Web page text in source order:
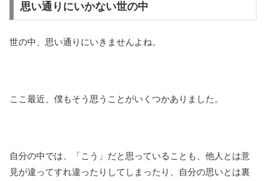
思い通りにいかない世の中
世の中、思い通りにいきませんよね。
ここ最近、僕もそう思うことがいくつかありました。
自分の中では、「こう」だと思っていることも、他人とは意
見が違ってすれ違ったりしてしまったり、自分の思いとは裏